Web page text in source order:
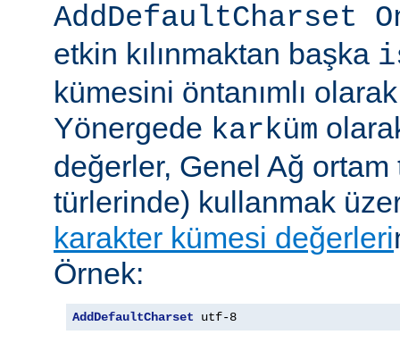
AddDefaultCharset
etkin kılınmaktan başka
kümesini öntanımlı
Yönergede karküm
değerler, Genel Ağ
türlerinde) kullanmak
karakter kümesi değerleri
Örnek:
AddDefaultCharset utf-8